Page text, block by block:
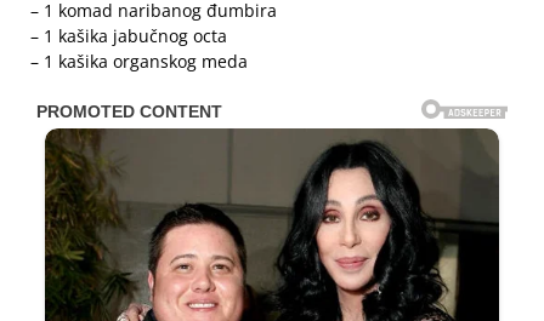
– 1 komad naribanog đumbira
– 1 kašika jabučnog octa
– 1 kašika organskog meda